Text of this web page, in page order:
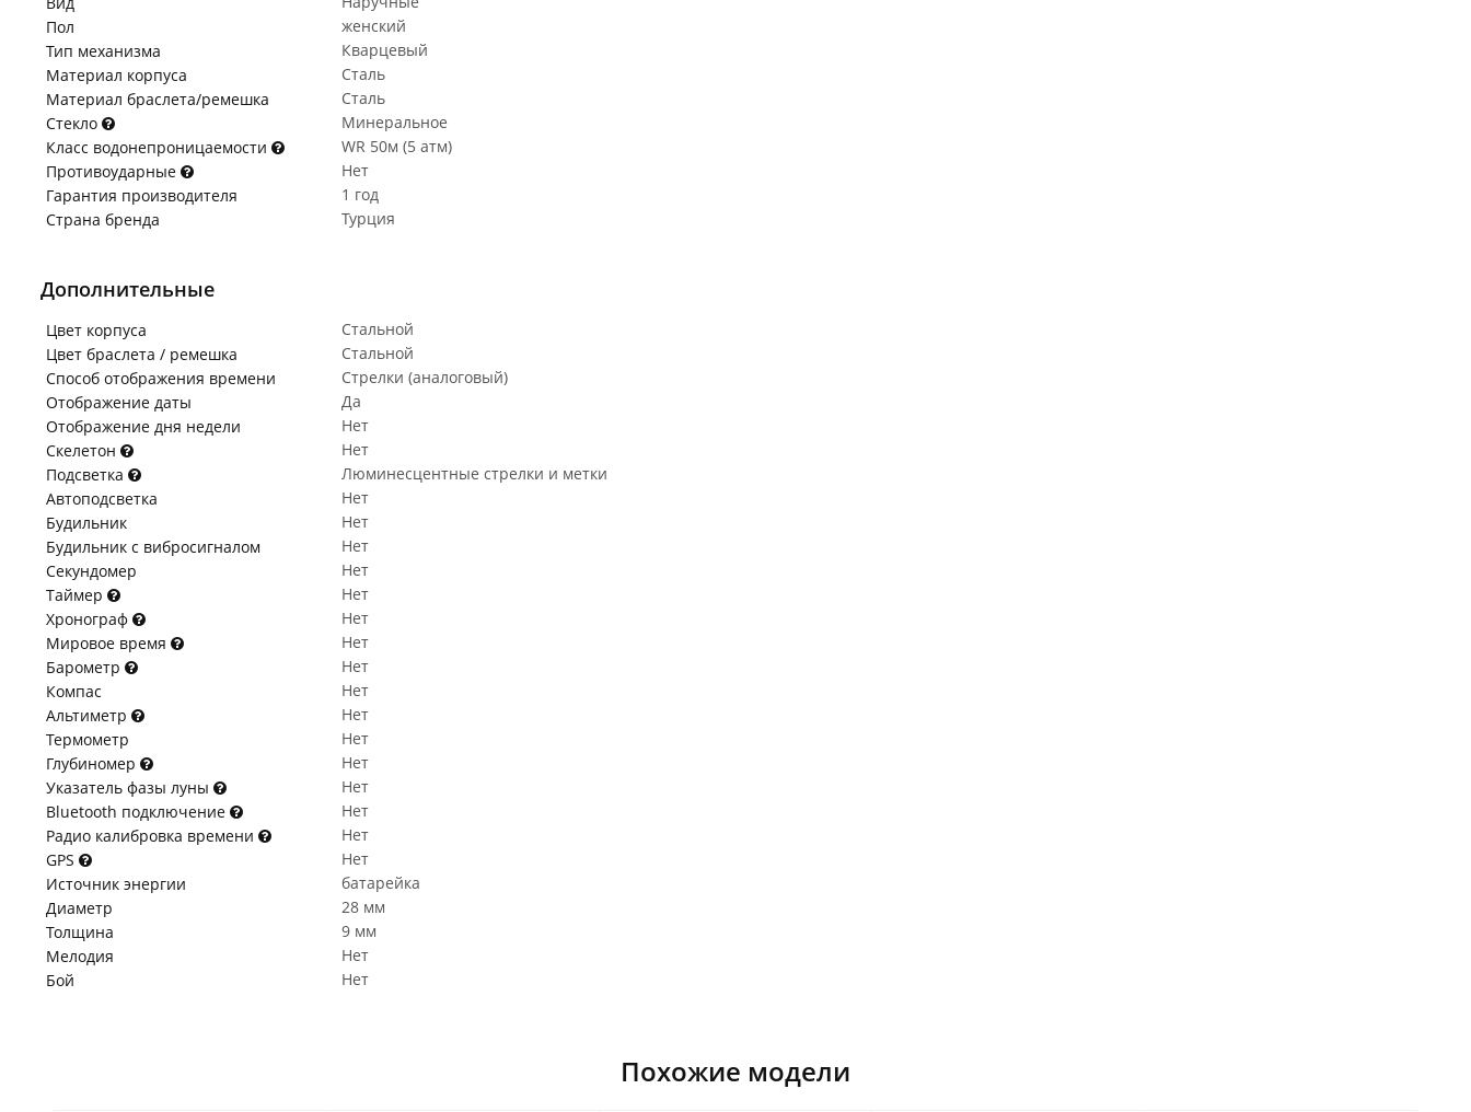
Пол
женский
Тип механизма
Кварцевый
Материал корпуса
Сталь
Материал браслета/ремешка
Сталь
Стекло
Минеральное
Класс водонепроницаемости
WR 50м (5 атм)
Противоударные
Нет
Гарантия производителя
1 год
Страна бренда
Турция
Дополнительные
Цвет корпуса
Стальной
Цвет браслета / ремешка
Стальной
Способ отображения времени
Стрелки (аналоговый)
Отображение даты
Да
Отображение дня недели
Нет
Скелетон
Нет
Подсветка
Люминесцентные стрелки и метки
Автоподсветка
Нет
Будильник
Нет
Будильник с вибросигналом
Нет
Секундомер
Нет
Таймер
Нет
Хронограф
Нет
Мировое время
Нет
Барометр
Нет
Компас
Нет
Альтиметр
Нет
Термометр
Нет
Глубиномер
Нет
Указатель фазы луны
Нет
Bluetooth подключение
Нет
Радио калибровка времени
Нет
GPS
Нет
Источник энергии
батарейка
Диаметр
28 мм
Толщина
9 мм
Мелодия
Нет
Бой
Нет
Похожие модели